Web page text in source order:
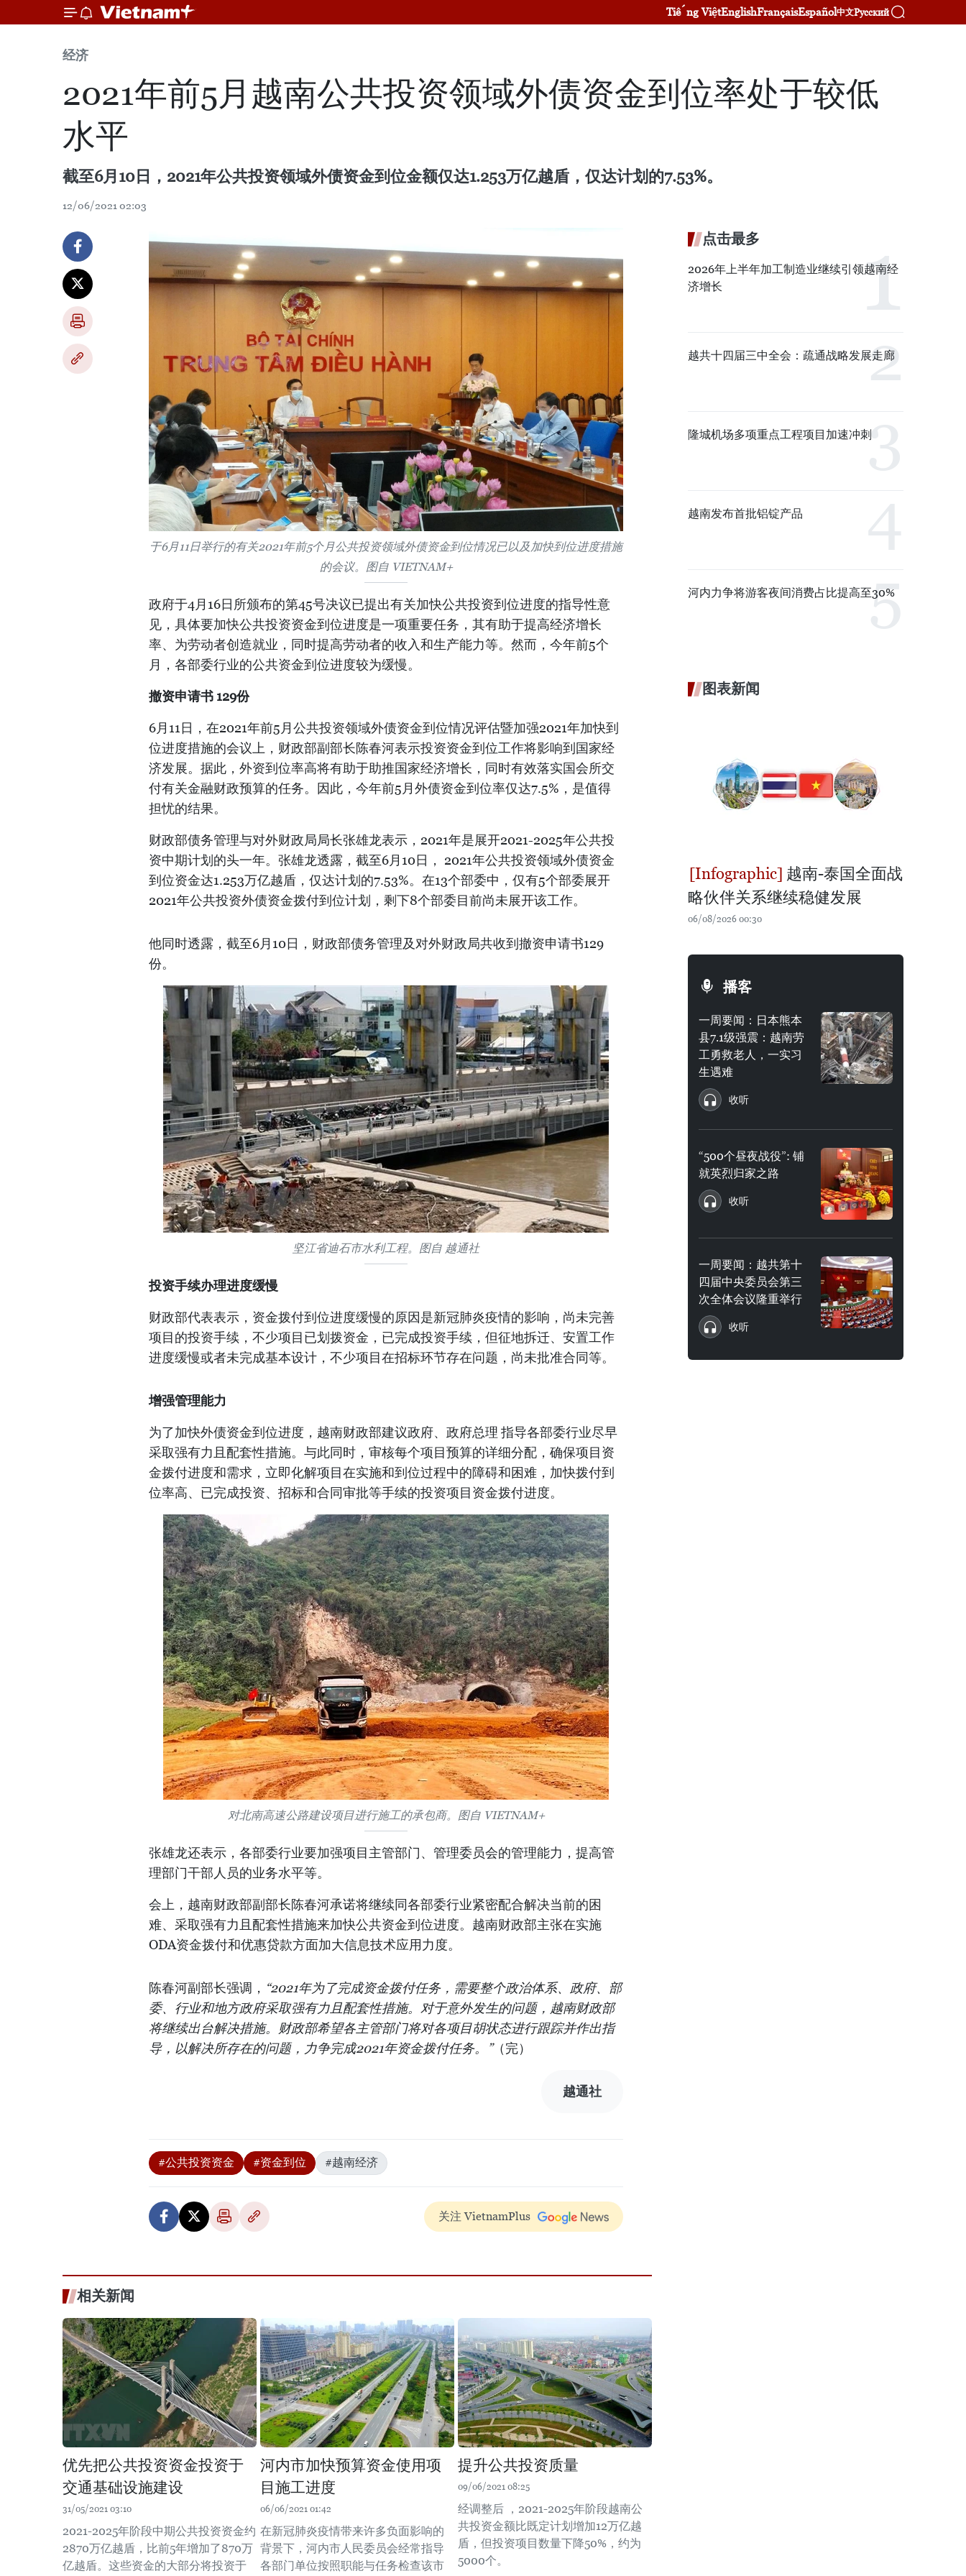
Tiếng ViệtEnglishFrançaisEspañol中文Русский
经济
2021年前5月越南公共投资领域外债资金到位率处于较低
水平
截至6月10日，2021年公共投资领域外债资金到位金额仅达1.253万亿越盾，仅达计划的7.53%。
12/06/2021 02:03
于6月11日举行的有关2021年前5个月公共投资领域外债资金到位情况已以及加快到位进度措施
的会议。图自 VIETNAM+
政府于4月16日所颁布的第45号决议已提出有关加快公共投资到位进度的指导性意
见，具体要加快公共投资资金到位进度是一项重要任务，其有助于提高经济增长
率、为劳动者创造就业，同时提高劳动者的收入和生产能力等。然而，今年前5个
月，各部委行业的公共资金到位进度较为缓慢。
撤资申请书 129份
6月11日，在2021年前5月公共投资领域外债资金到位情况评估暨加强2021年加快到
位进度措施的会议上，财政部副部长陈春河表示投资资金到位工作将影响到国家经
济发展。据此，外资到位率高将有助于助推国家经济增长，同时有效落实国会所交
付有关金融财政预算的任务。因此，今年前5月外债资金到位率仅达7.5%，是值得
担忧的结果。
财政部债务管理与对外财政局局长张雄龙表示，2021年是展开2021-2025年公共投
资中期计划的头一年。张雄龙透露，截至6月10日， 2021年公共投资领域外债资金
到位资金达1.253万亿越盾，仅达计划的7.53%。在13个部委中，仅有5个部委展开
2021年公共投资外债资金拨付到位计划，剩下8个部委目前尚未展开该工作。
他同时透露，截至6月10日，财政部债务管理及对外财政局共收到撤资申请书129
份。
坚江省迪石市水利工程。图自 越通社
投资手续办理进度缓慢
财政部代表表示，资金拨付到位进度缓慢的原因是新冠肺炎疫情的影响，尚未完善
项目的投资手续，不少项目已划拨资金，已完成投资手续，但征地拆迁、安置工作
进度缓慢或者未完成基本设计，不少项目在招标环节存在问题，尚未批准合同等。
增强管理能力
为了加快外债资金到位进度，越南财政部建议政府、政府总理 指导各部委行业尽早
采取强有力且配套性措施。与此同时，审核每个项目预算的详细分配，确保项目资
金拨付进度和需求，立即化解项目在实施和到位过程中的障碍和困难，加快拨付到
位率高、已完成投资、招标和合同审批等手续的投资项目资金拨付进度。
对北南高速公路建设项目进行施工的承包商。图自 VIETNAM+
张雄龙还表示，各部委行业要加强项目主管部门、管理委员会的管理能力，提高管
理部门干部人员的业务水平等。
会上，越南财政部副部长陈春河承诺将继续同各部委行业紧密配合解决当前的困
难、采取强有力且配套性措施来加快公共资金到位进度。越南财政部主张在实施
ODA资金拨付和优惠贷款方面加大信息技术应用力度。
陈春河副部长强调， “2021年为了完成资金拨付任务，需要整个政治体系、政府、部
委、行业和地方政府采取强有力且配套性措施。对于意外发生的问题，越南财政部
将继续出台解决措施。财政部希望各主管部门将对各项目胡状态进行跟踪并作出指
导，以解决所存在的问题，力争完成2021年资金拨付任务。 ”（完）
越通社
#公共投资资金 #资金到位 #越南经济
关注 VietnamPlus
相关新闻
优先把公共投资资金投资于
交通基础设施建设
31/05/2021 03:10
2021-2025年阶段中期公共投资资金约
2870万亿越盾，比前5年增加了870万
亿越盾。这些资金的大部分将投资于
河内市加快预算资金使用项
目施工进度
06/06/2021 01:42
在新冠肺炎疫情带来许多负面影响的
背景下，河内市人民委员会经常指导
各部门单位按照职能与任务检查该市
提升公共投资质量
09/06/2021 08:25
经调整后 ，2021-2025年阶段越南公
共投资金额比既定计划增加12万亿越
盾，但投资项目数量下降50%，约为
5000个。
点击最多
2026年上半年加工制造业继续引领越南经
济增长
越共十四届三中全会：疏通战略发展走廊
隆城机场多项重点工程项目加速冲刺
越南发布首批铝锭产品
河内力争将游客夜间消费占比提高至30%
图表新闻
越南-泰国全面战
略伙伴关系继续稳健发展
06/08/2026 00:30
播客
一周要闻：日本熊本
县7.1级强震：越南劳
工勇救老人，一实习
生遇难
收听
“500个昼夜战役”: 铺
就英烈归家之路
收听
一周要闻：越共第十
四届中央委员会第三
次全体会议隆重举行
收听